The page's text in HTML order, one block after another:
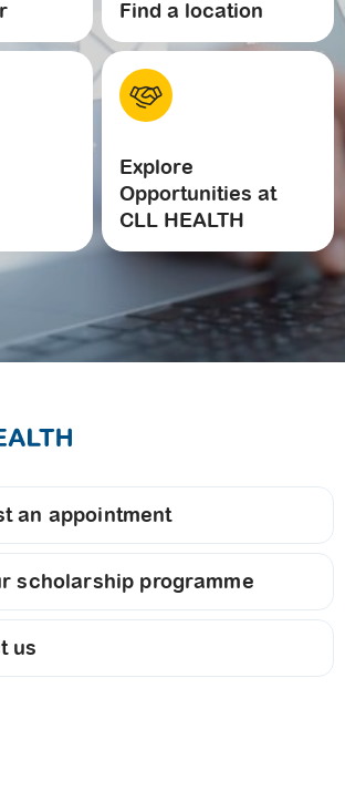
Find a location
Explore
Opportunities at
CLL HEALTH
an appointment
scholarship programme
us